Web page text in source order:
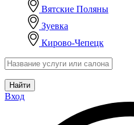
Вятские Поляны
Зуевка
Кирово-Чепецк
Найти
Вход